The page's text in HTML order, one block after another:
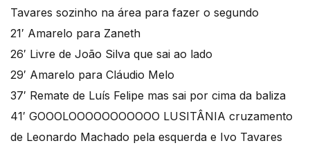
Tavares sozinho na área para fazer o segundo
21′ Amarelo para Zaneth
26′ Livre de João Silva que sai ao lado
29′ Amarelo para Cláudio Melo
37′ Remate de Luís Felipe mas sai por cima da baliza
41′ GOOOLOOOOOOOOOOO LUSITÂNIA cruzamento
de Leonardo Machado pela esquerda e Ivo Tavares